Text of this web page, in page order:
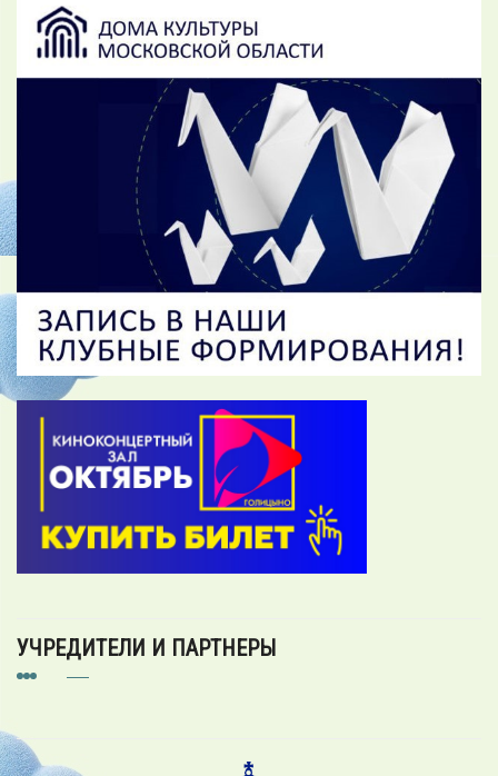
УЧРЕДИТЕЛИ И ПАРТНЕРЫ